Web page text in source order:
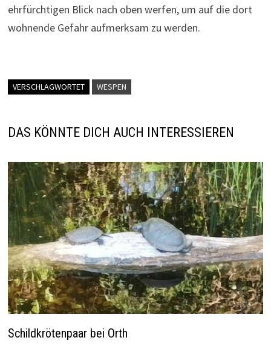
ehrfürchtigen Blick nach oben werfen, um auf die dort
wohnende Gefahr aufmerksam zu werden.
VERSCHLAGWORTET WESPEN
DAS KÖNNTE DICH AUCH INTERESSIEREN
Schildkrötenpaar bei Orth